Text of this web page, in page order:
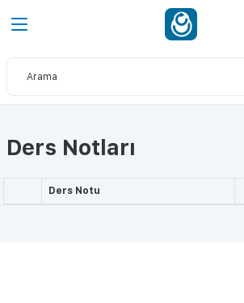
Ders Notları
Ders Notu